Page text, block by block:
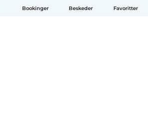
Bookinger Beskeder Favoritter